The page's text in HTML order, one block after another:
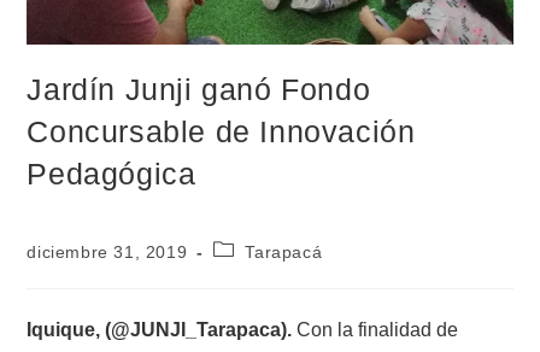
Jardín Junji ganó Fondo
Concursable de Innovación
Pedagógica
diciembre 31, 2019 Tarapacá
Iquique, (@JUNJI_Tarapaca). Con la finalidad de